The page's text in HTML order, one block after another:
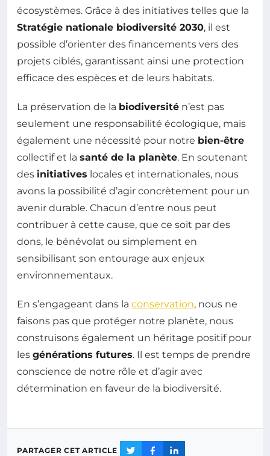
écosystèmes. Grâce à des initiatives telles que la
Stratégie nationale biodiversité 2030, il est
possible d’orienter des financements vers des
projets ciblés, garantissant ainsi une protection
efficace des espèces et de leurs habitats.
La préservation de la biodiversité n’est pas
seulement une responsabilité écologique, mais
également une nécessité pour notre bien-être
collectif et la santé de la planète. En soutenant
des initiatives locales et internationales, nous
avons la possibilité d’agir concrètement pour un
avenir durable. Chacun d’entre nous peut
contribuer à cette cause, que ce soit par des
dons, le bénévolat ou simplement en
sensibilisant son entourage aux enjeux
environnementaux.
En s’engageant dans la conservation, nous ne
faisons pas que protéger notre planète, nous
construisons également un héritage positif pour
les générations futures. Il est temps de prendre
conscience de notre rôle et d’agir avec
détermination en faveur de la biodiversité.
PARTAGER CET ARTICLE